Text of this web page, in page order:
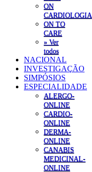
ON
CARDIOLOGIA
ON TO
CARE
» Ver
todos
NACIONAL
INVESTIGAÇÃO
SIMPÓSIOS
ESPECIALIDADE
ALERGO-
ONLINE
CARDIO-
ONLINE
DERMA-
ONLINE
CANABIS
MEDICINAL-
ONLINE